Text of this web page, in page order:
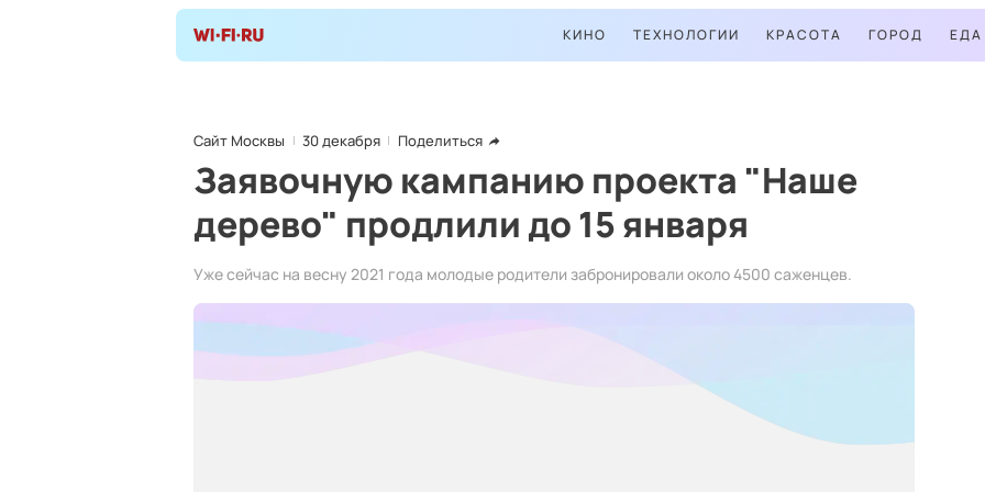
КИНО ТЕХНОЛОГИИ КРАСОТА ГОРОД ЕДА
Сайт Москвы 30 декабря Поделиться
Заявочную кампанию проекта "Наше
дерево" продлили до 15 января
Уже сейчас на весну 2021 года молодые родители забронировали около 4500 саженцев.